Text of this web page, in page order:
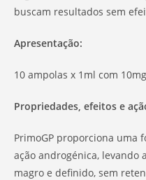
buscam resultados sem
Apresentação:
10 ampolas x 1ml com
Propriedades, efeitos e
PrimoGP proporciona uma
ação androgénica, levando
magro e definido, sem